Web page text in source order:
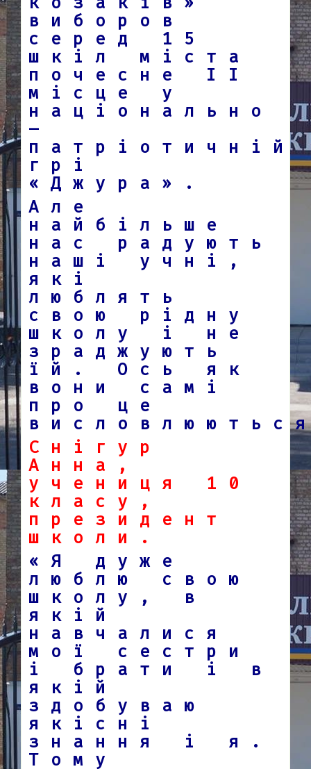
виборов
серед 15
шкіл міста
почесне ІІ
місце у
національно
–
патріотичній
грі
«Джура».
Але
найбільше
нас радують
наші учні,
які
люблять
свою рідну
школу і не
зраджують
їй. Ось як
вони самі
про це
Снігур
Анна,
учениця 10
класу,
президент
школи.
«Я дуже
люблю свою
школу, в
якій
навчалися
мої сестри
і брати і в
якій
здобуваю
якісні
знання і я.
Тому